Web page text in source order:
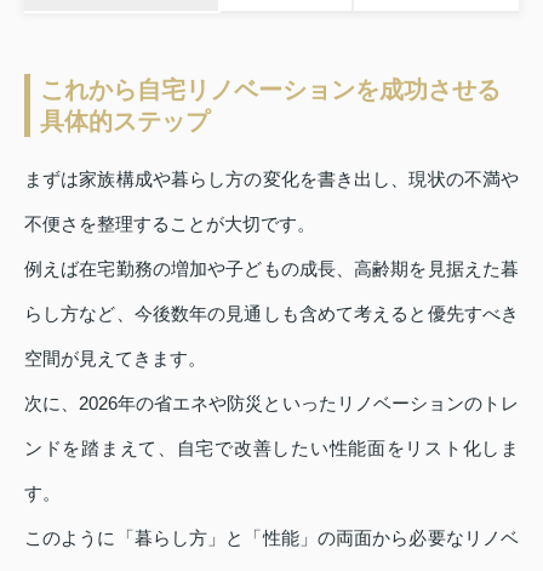
これから自宅リノベーションを成功させる
具体的ステップ
まずは家族構成や暮らし方の変化を書き出し、現状の不満や
不便さを整理することが大切です。
例えば在宅勤務の増加や子どもの成長、高齢期を見据えた暮
らし方など、今後数年の見通しも含めて考えると優先すべき
空間が見えてきます。
次に、2026年の省エネや防災といったリノベーションのトレ
ンドを踏まえて、自宅で改善したい性能面をリスト化しま
す。
このように「暮らし方」と「性能」の両面から必要なリノベ